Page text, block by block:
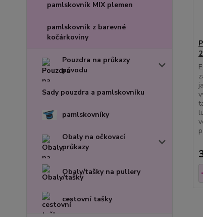
pamlskovník MIX plemen
pamlskovník z barevné
kočárkoviny
Pouzdra na průkazy
původu
Sady pouzdra a pamlskovníku
pamlskovníky
Obaly na očkovací
průkazy
Obaly/tašky na pullery
cestovní tašky